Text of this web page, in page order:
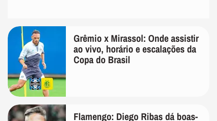
Grêmio x Mirassol: Onde assistir
ao vivo, horário e escalações da
Copa do Brasil
Flamengo: Diego Ribas dá boas-